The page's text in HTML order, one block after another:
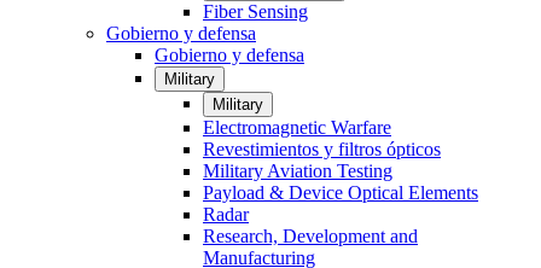
Fiber Sensing
Gobierno y defensa
Gobierno y defensa
Military
Military
Electromagnetic Warfare
Revestimientos y filtros ópticos
Military Aviation Testing
Payload & Device Optical Elements
Radar
Research, Development and
Manufacturing